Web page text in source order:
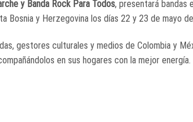
y Banda Rock Para Todos, presentará bandas
Bosnia y Herzegovina los días 22 y 23 de mayo
gestores culturales y medios de Colombia y
en sus hogares con la mejor energía.